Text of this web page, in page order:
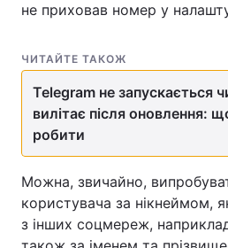
не приховав номер у
ЧИТАЙТЕ ТАКОЖ
Telegram не запускається
вилітає після оновлення:
робити
Можна, звичайно,
користувача за нікнеймом,
з інших соцмереж,